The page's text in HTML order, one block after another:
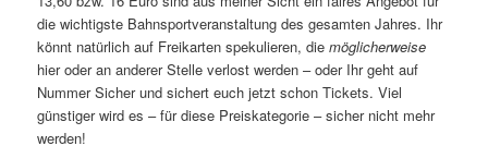
die wichtigste Bahnsportveranstaltung des gesamten Jahres. Ihr
könnt natürlich auf Freikarten spekulieren, diemöglicherweise
hier oder an anderer Stelle verlost werden – oder Ihr geht auf
Nummer Sicher und sichert euch jetzt schon Tickets. Viel
günstiger wird es – für diese Preiskategorie – sicher nicht mehr
werden!